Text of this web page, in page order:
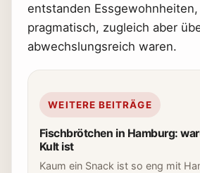
entstanden Essgewohnheiten,
pragmatisch, zugleich aber
abwechslungsreich waren.
WEITERE BEITRÄGE
Fischbrötchen in Hamburg:
Kult ist
Kaum ein Snack ist so eng mit